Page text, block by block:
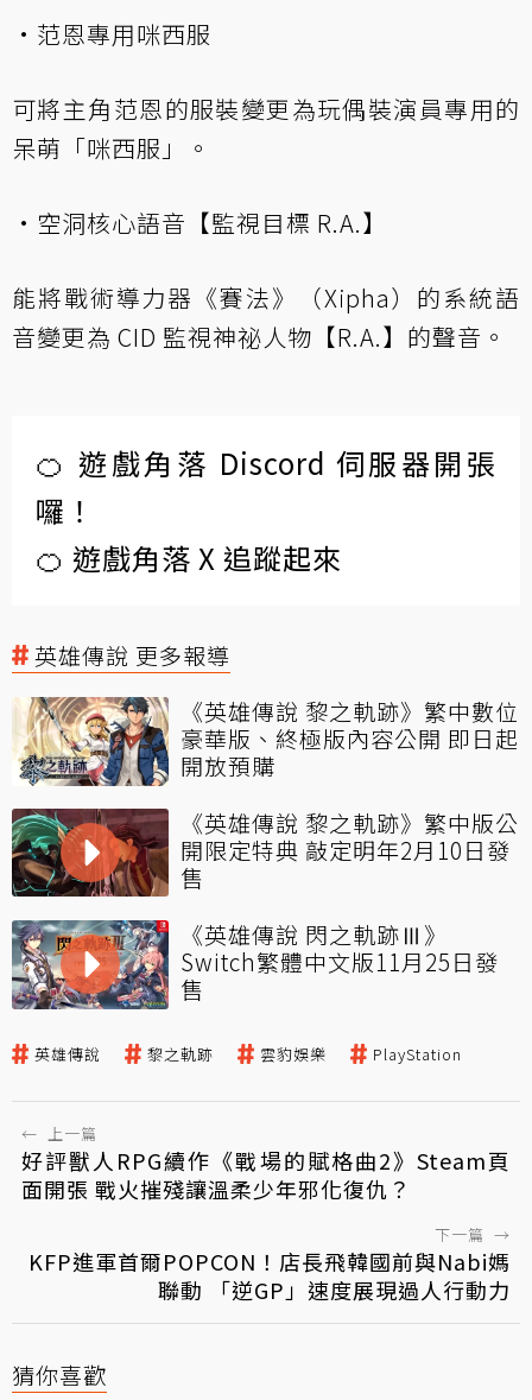
·范恩專用咪西服
可將主角范恩的服裝變更為玩偶裝演員專用的
呆萌「咪西服」。
·空洞核心語音【監視目標 R.A.】
能將戰術導力器《賽法》（Xipha）的系統語
音變更為 CID 監視神祕人物【R.A.】的聲音。
🍊 遊戲角落 Discord 伺服器開張
囉！
🍊 遊戲角落 X 追蹤起來
英雄傳說 更多報導
《英雄傳說 黎之軌跡》繁中數位
豪華版、終極版內容公開 即日起
開放預購
《英雄傳說 黎之軌跡》繁中版公
開限定特典 敲定明年2月10日發
售
《英雄傳說 閃之軌跡Ⅲ》
Switch繁體中文版11月25日發
售
英雄傳說 黎之軌跡 雲豹娛樂 PlayStation
← 上一篇
好評獸人RPG續作《戰場的賦格曲2》Steam頁
面開張 戰火摧殘讓溫柔少年邪化復仇？
下一篇 →
KFP進軍首爾POPCON！店長飛韓國前與Nabi媽
聯動 「逆GP」速度展現過人行動力
猜你喜歡